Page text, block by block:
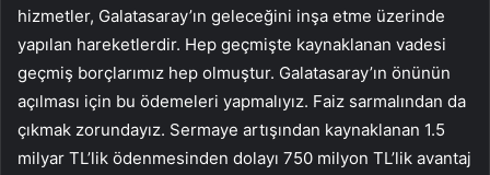
hizmetler, Galatasaray’ın geleceğini inşa etme üzerinde
yapılan hareketlerdir. Hep geçmişte kaynaklanan vadesi
geçmiş borçlarımız hep olmuştur. Galatasaray’ın önünün
açılması için bu ödemeleri yapmalıyız. Faiz sarmalından da
çıkmak zorundayız. Sermaye artışından kaynaklanan 1.5
milyar TL’lik ödenmesinden dolayı 750 milyon TL’lik avantaj